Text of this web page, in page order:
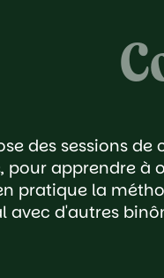
des sessions
pour apprendre à
pratique la
avec d'autres